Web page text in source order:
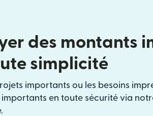
des montants
simplicité
importants ou les besoins
en toute sécurité via